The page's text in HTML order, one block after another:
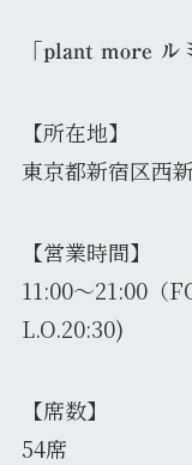
「plant more ル
【所在地】
東京都新宿区⻄
【営業時間】
11:00～21:00（
L.O.20:30)
【席数】
54席